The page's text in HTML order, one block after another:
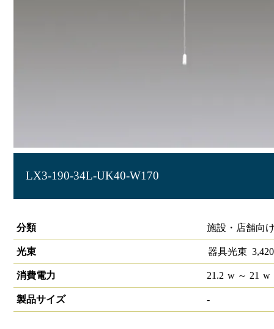
LX3-190-34L-UK40-W170
分類
施設・店舗向
光束 器具光束 3,420
消費電力 21.2 w～ 21 w
製品サイズ -